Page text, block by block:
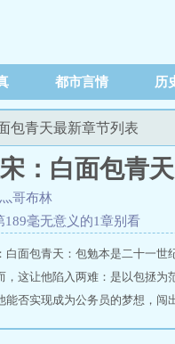
都市言情 历
包青天最新章节列表
：白面包青天
哥布林
189毫无意义的1章别看
白面包青天：包勉本是二十一
，这让他陷入两难：是以包拯
能否实现成为公务员的梦想，闯